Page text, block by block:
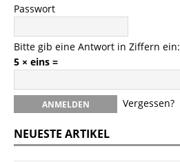
Passwort
Bitte gib eine Antwort in Ziffern ein:
5 × eins =
Vergessen?
NEUESTE ARTIKEL